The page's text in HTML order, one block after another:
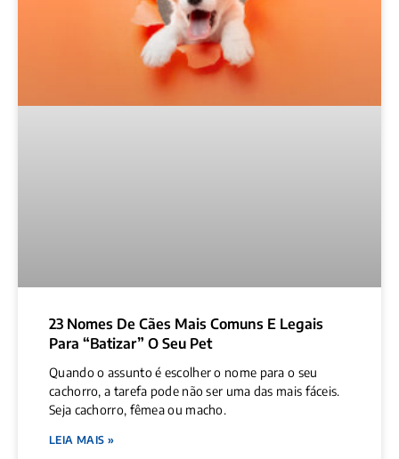
23 Nomes De Cães Mais Comuns E Legais
Para “batizar” O Seu Pet
Quando o assunto é escolher o nome para o seu
cachorro, a tarefa pode não ser uma das mais fáceis.
Seja cachorro, fêmea ou macho.
LEIA MAIS »